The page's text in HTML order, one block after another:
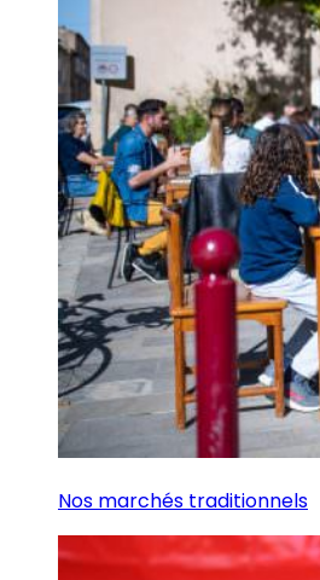
Nos marchés traditionnels